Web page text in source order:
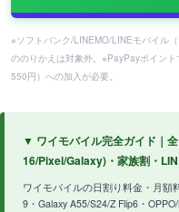
※ソフトバンク/LINEMO/LINEモバイル
ののりかえは対象外。※PayPayポイン
550円）への加入が必要。
▼ ワイモバイル完全ガイド｜
16/Pixel/Galaxy)・家族割・
ワイモバイルの日割り料金・月額
9・Galaxy A55/S24/Z Flip6・